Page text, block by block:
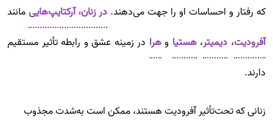
که رفتار و احساسات او را جهت می‌دهند. در زنان، آرکتایپ‌هاییمانند
آفرودیت، دیمیتر،هستیا وهرا در زمینه عشق و رابطه تأثیر مستقیم
دارند.
زنانی که تحت‌تأثیر آفرودیت هستند، ممکن است به‌شدت مجذوب